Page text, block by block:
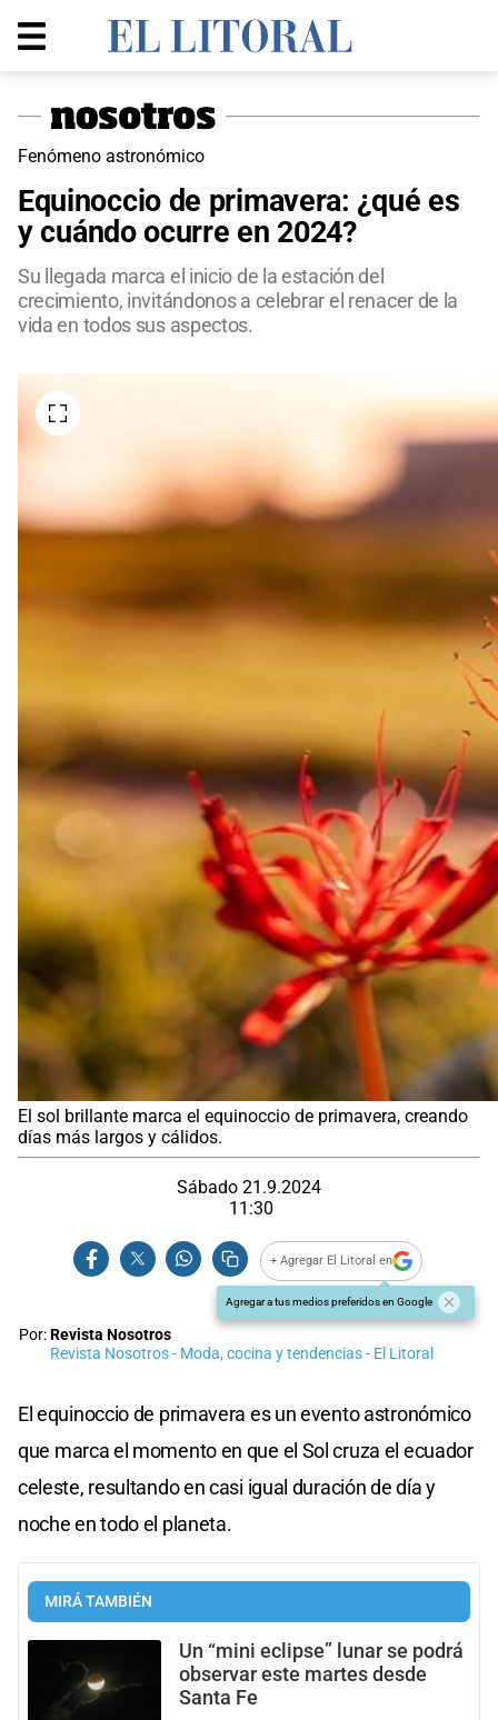
Fenómeno astronómico
Equinoccio de primavera: ¿qué es
y cuándo ocurre en 2024?
Su llegada marca el inicio de la estación del
crecimiento, invitándonos a celebrar el renacer de la
vida en todos sus aspectos.
El sol brillante marca el equinoccio de primavera, creando
días más largos y cálidos.
Sábado 21.9.2024
11:30
+ Agregar El Litoral en
Agregar a tus medios preferidos en Google
Por:Revista Nosotros
Revista Nosotros - Moda, cocina y tendencias - El Litoral
El equinoccio de primavera es un evento astronómico
que marca el momento en que el Sol cruza el ecuador
celeste, resultando en casi igual duración de día y
noche en todo el planeta.
MIRÁ TAMBIÉN
Un “mini eclipse” lunar se podrá
observar este martes desde
Santa Fe